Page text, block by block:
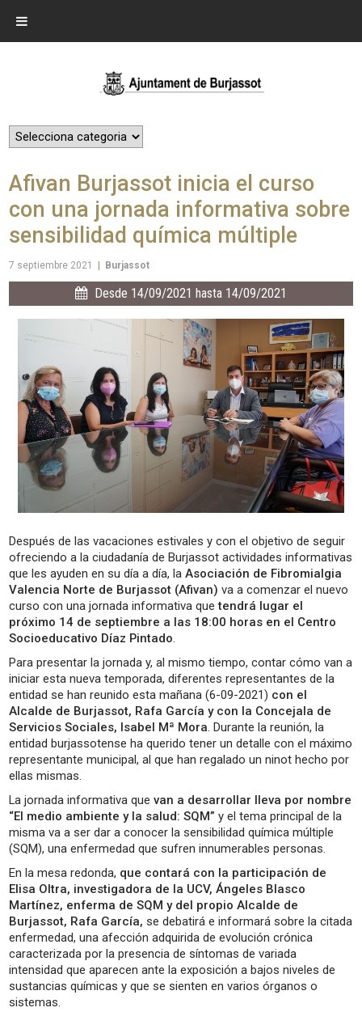
Afivan Burjassot inicia el curso
con una jornada informativa sobre
sensibilidad química múltiple
7 septiembre 2021 Burjassot
Desde 14/09/2021 hasta 14/09/2021
Después de las vacaciones estivales y con el objetivo de seguir
ofreciendo a la ciudadanía de Burjassot actividades informativas
que les ayuden en su día a día, laAsociación de Fibromialgia
Valencia Norte de Burjassot (Afivan) va a comenzar el nuevo
curso con una jornada informativa quetendrá lugar el
próximo 14 de septiembre a las 18:00 horas en el Centro
Socioeducativo Díaz Pintado.
Para presentar la jornada y, al mismo tiempo, contar cómo van a
iniciar esta nueva temporada, diferentes representantes de la
entidad se han reunido esta mañana (6-09-2021) con el
Alcalde de Burjassot, Rafa García y con la Concejala de
Servicios Sociales, Isabel Mª Mora. Durante la reunión, la
entidad burjassotense ha querido tener un detalle con el máximo
representante municipal, al que han regalado un ninot hecho por
ellas mismas.
La jornada informativa quevan a desarrollar lleva por nombre
“El medio ambiente y la salud: SQM” y el tema principal de la
misma va a ser dar a conocer la sensibilidad química múltiple
(SQM), una enfermedad que sufren innumerables personas.
En la mesa redonda, que contará con la participación de
Elisa Oltra, investigadora de la UCV, Ángeles Blasco
Martínez, enferma de SQM y del propio Alcalde de
Burjassot, Rafa García, se debatirá e informará sobre la citada
enfermedad, una afección adquirida de evolución crónica
caracterizada por la presencia de síntomas de variada
intensidad que aparecen ante la exposición a bajos niveles de
sustancias químicas y que se sienten en varios órganos o
sistemas.